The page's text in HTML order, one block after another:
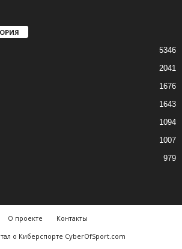
5346
2041
1676
1643
1094
1007
979
О проекте
Контакты
о Киберспорте CyberOfSport.com